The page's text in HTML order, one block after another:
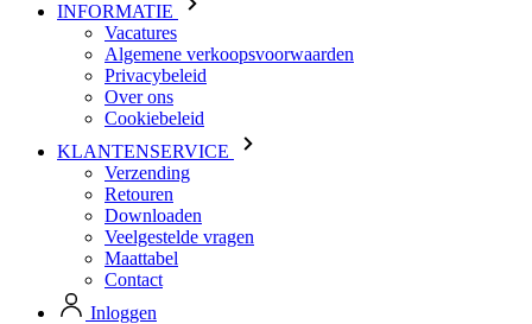
INFORMATIE
Vacatures
Algemene verkoopsvoorwaarden
Privacybeleid
Over ons
Cookiebeleid
KLANTENSERVICE
Verzending
Retouren
Downloaden
Veelgestelde vragen
Maattabel
Contact
Inloggen